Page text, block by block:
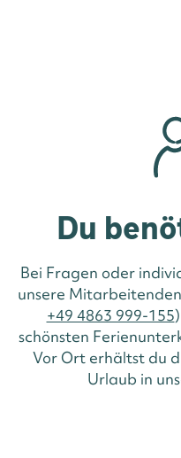
Du
Bei Fragen oder
unsere
+49 4863 999-155
schönsten
Vor Ort erhältst du
Urlaub in